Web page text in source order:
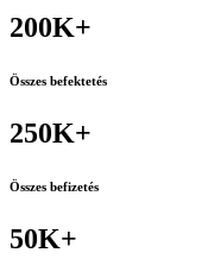
200K+
Összes befektetés
250K+
Összes befizetés
50K+